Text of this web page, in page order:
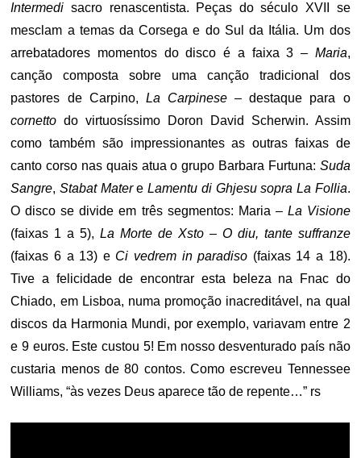
Intermedi sacro renascentista. Peças do século XVII se
mesclam a temas da Corsega e do Sul da Itália. Um dos
arrebatadores momentos do disco é a faixa 3 – Maria,
canção composta sobre uma canção tradicional dos
pastores de Carpino, La Carpinese – destaque para o
cornetto do virtuosíssimo Doron David Scherwin. Assim
como também são impressionantes as outras faixas de
canto corso nas quais atua o grupo Barbara Furtuna: Suda
Sangre,Stabat MatereLamentu di Ghjesu sopra La Follia.
O disco se divide em três segmentos: Maria – La Visione
(faixas 1 a 5),La Morte de Xsto – O diu, tante suffranze
(faixas 6 a 13) e Ci vedrem in paradiso (faixas 14 a 18).
Tive a felicidade de encontrar esta beleza na Fnac do
Chiado, em Lisboa, numa promoção inacreditável, na qual
discos da Harmonia Mundi, por exemplo, variavam entre 2
e 9 euros. Este custou 5! Em nosso desventurado país não
custaria menos de 80 contos. Como escreveu Tennessee
Williams, “às vezes Deus aparece tão de repente…” rs